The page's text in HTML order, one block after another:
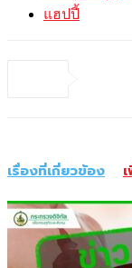
แฮปปี้
เรื่องที่เกี่ยวข้อง